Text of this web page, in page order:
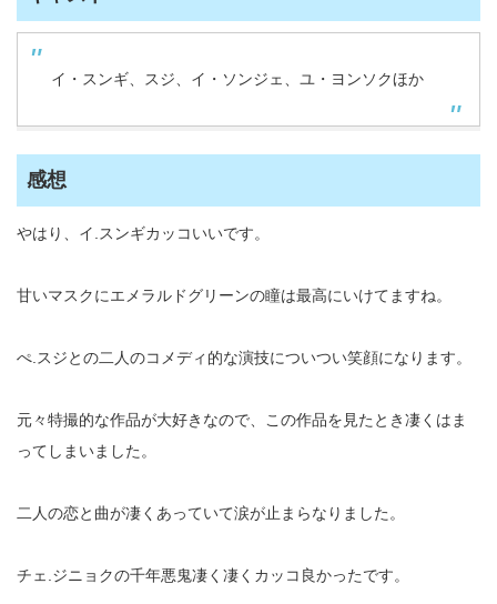
イ・スンギ、スジ、イ・ソンジェ、ユ・ヨンソクほか
感想
やはり、イ.スンギカッコいいです。
甘いマスクにエメラルドグリーンの瞳は最高にいけてますね。
ぺ.スジとの二人のコメディ的な演技についつい笑顔になります。
元々特撮的な作品が大好きなので、この作品を見たとき凄くはま
ってしまいました。
二人の恋と曲が凄くあっていて涙が止まらなりました。
チェ.ジニョクの千年悪鬼凄く凄くカッコ良かったです。